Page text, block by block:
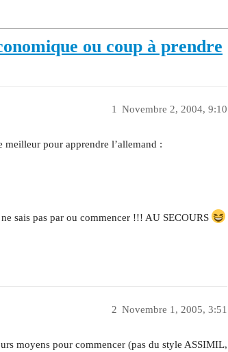
ou coup à prendre
Novembre 2, 2004, 9:10
1
pour apprendre l’allemand :
sais pas par ou commencer !!! AU SECOURS
Novembre 1, 2005, 3:51
2
moyens pour commencer (pas du style ASSIMIL,